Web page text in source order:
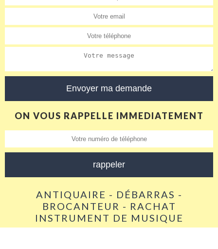
ON VOUS RAPPELLE IMMEDIATEMENT
ANTIQUAIRE - DÉBARRAS -
BROCANTEUR - RACHAT
INSTRUMENT DE MUSIQUE